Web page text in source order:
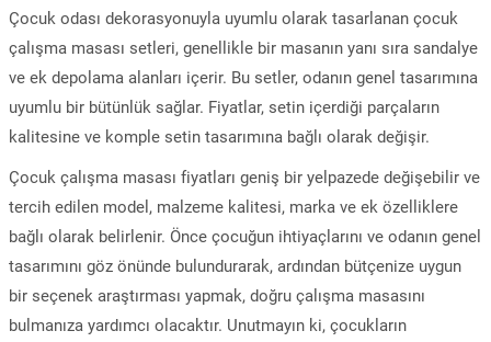
Çocuk odası dekorasyonuyla uyumlu olarak tasarlanan çocuk
çalışma masası setleri, genellikle bir masanın yanı sıra sandalye
ve ek depolama alanları içerir. Bu setler, odanın genel tasarımına
uyumlu bir bütünlük sağlar. Fiyatlar, setin içerdiği parçaların
kalitesine ve komple setin tasarımına bağlı olarak değişir.
Çocuk çalışma masası fiyatları geniş bir yelpazede değişebilir ve
tercih edilen model, malzeme kalitesi, marka ve ek özelliklere
bağlı olarak belirlenir. Önce çocuğun ihtiyaçlarını ve odanın genel
tasarımını göz önünde bulundurarak, ardından bütçenize uygun
bir seçenek araştırması yapmak, doğru çalışma masasını
bulmanıza yardımcı olacaktır. Unutmayın ki, çocukların